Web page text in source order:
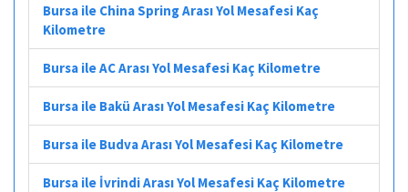
Bursa ile China Spring Arası Yol Mesafesi Kaç
Kilometre
Bursa ile AC Arası Yol Mesafesi Kaç Kilometre
Bursa ile Bakü Arası Yol Mesafesi Kaç Kilometre
Bursa ile Budva Arası Yol Mesafesi Kaç Kilometre
Bursa ile İvrindi Arası Yol Mesafesi Kaç Kilometre